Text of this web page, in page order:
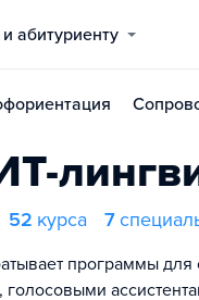
абитуриенту
52 курса 7
программы